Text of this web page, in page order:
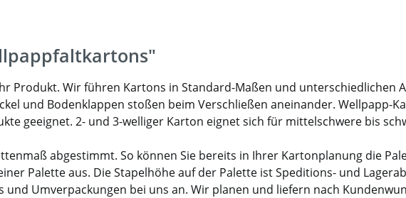
Produkt. Wir führen Kartons in Standard-Maßen und unterschiedlichen
und Bodenklappen stoßen beim Verschließen aneinander.
geeignet. 2- und 3-welliger Karton eignet sich für mittelschwere bis
abgestimmt. So können Sie bereits in Ihrer Kartonplanung die
Palette aus. Die Stapelhöhe auf der Palette ist Speditions- und
und Umverpackungen bei uns an. Wir planen und liefern nach